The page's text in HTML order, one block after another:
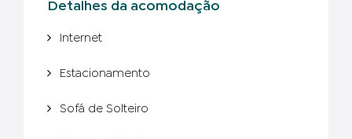
Detalhes da acomodação
Internet
Estacionamento
Sofá de Solteiro